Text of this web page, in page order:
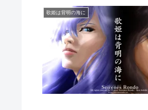
歌姫は背明の海に